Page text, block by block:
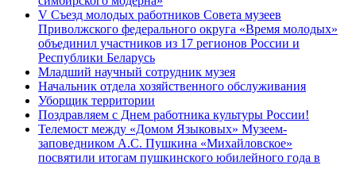
V Съезд молодых работников Совета музеев
Приволжского федерального округа «Время молодых»
объединил участников из 17 регионов России и
Республики Беларусь
Младший научный сотрудник музея
Начальник отдела хозяйственного обслуживания
Уборщик территории
Поздравляем с Днем работника культуры России!
Телемост между «Домом Языковых» Музеем-
заповедником А.С. Пушкина «Михайловское»
посвятили итогам пушкинского юбилейного года в